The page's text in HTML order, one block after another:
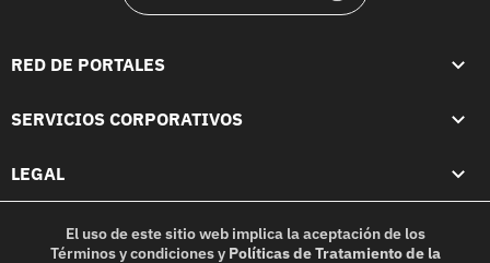
RED DE PORTALES
SERVICIOS CORPORATIVOS
LEGAL
El uso de este sitio web implica la aceptación de los
Términos y condicionesy Políticas de Tratamiento de la